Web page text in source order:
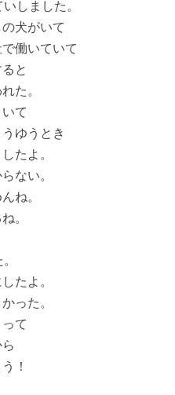
しました。
犬がいて
働いていて
と
た。
て
ゆうとき
たよ。
ない。
ね。
。
たよ。
った。
て
！